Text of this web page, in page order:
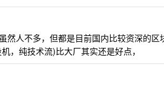
然人不多，但都是目前国内比较资深的区
，纯技术流)比大厂其实还是好点，